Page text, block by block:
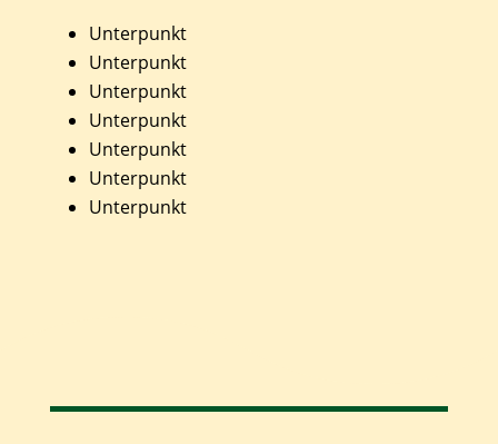
Unterpunkt
Unterpunkt
Unterpunkt
Unterpunkt
Unterpunkt
Unterpunkt
Unterpunkt